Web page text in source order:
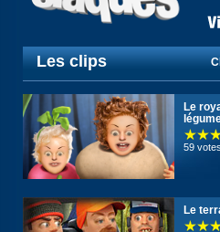
Les clips
Le
59 votes
Le